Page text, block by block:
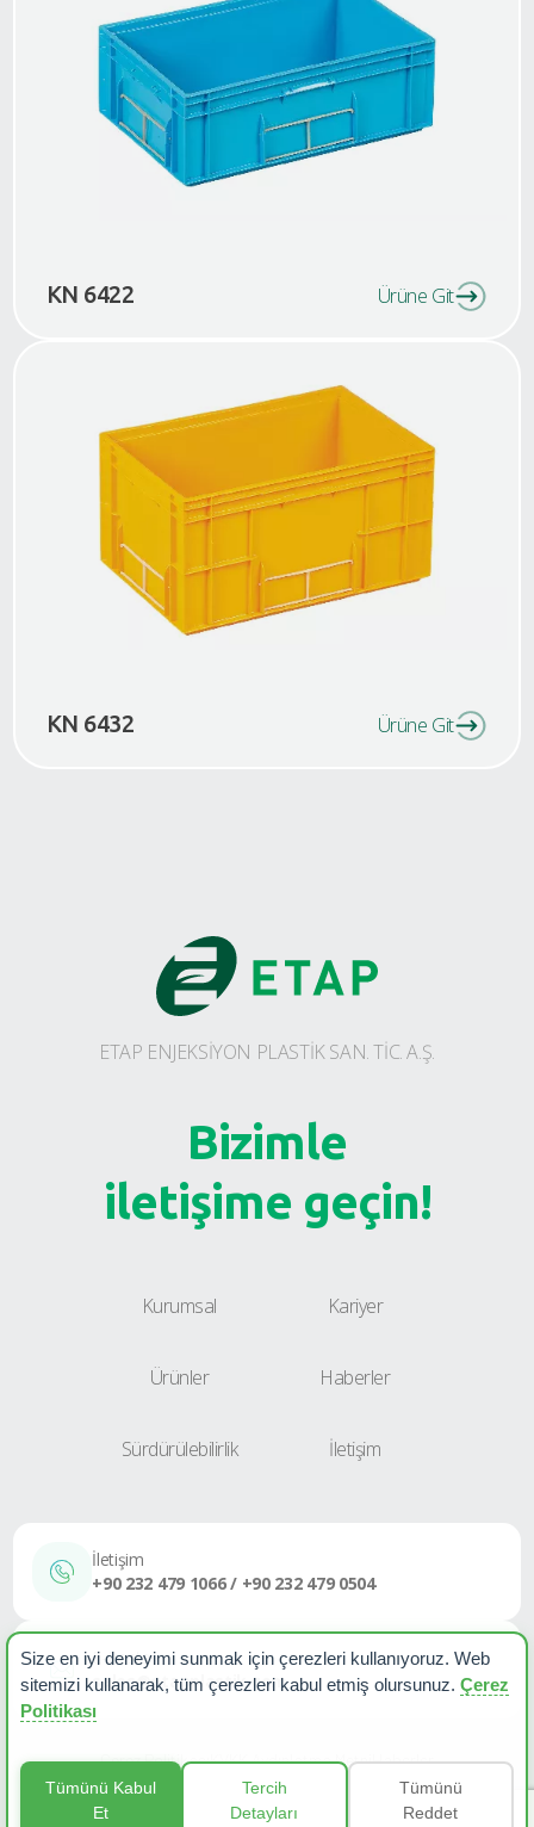
KN 6422 Ürüne Git
KN 6432 Ürüne Git
ETAP ENJEKSİYON PLASTİK SAN. TİC. A.Ş.
Bizimle
iletişime geçin!
Kurumsal
Ürünler
Sürdürülebilirlik
Kariyer
Haberler
İletişim
İletişim
+90 232 479 1066 / +90 232 479 0504
E-Posta
sales@etapplastik.com
Çerez PolitikasıKVKK Aydınlatma MetniHaberler
Size en iyi deneyimi sunmak için çerezleri kullanıyoruz. Web
sitemizi kullanarak, tüm çerezleri kabul etmiş olursunuz. Çerez
Politikası
Tümünü Kabul
Et
Tercih
Detayları
Tümünü
Reddet